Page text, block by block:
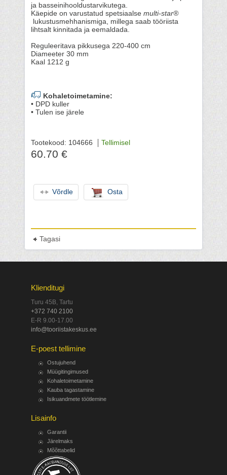
ja basseinihooldustarvikutega.
Käepide on varustatud spetsiaalse multi-star®
lukustusmehhanismiga, millega saab tööriista
lihtsalt kinnitada ja eemaldada.
Reguleeritava pikkusega 220-400 cm
Diameeter 30 mm
Kaal 1212 g
Kohaletoimetamine:
• DPD kuller
• Tulen ise järele
Tootekood: 104666 Tellimisel
60.70 €
Võrdle Osta
Tagasi
Klienditugi
Turu 45B, Tartu
+372 740 2100
E-R 9.00-17.00
info@tooriistakeskus.ee
E-poest tellimine
Ostujuhend
Müügitingimused
Kohaletoimetamine
Kauba tagastamine
Isikuandmete töötlemine
Lisainfo
Garantii
Järelmaks
Mõõttabelid